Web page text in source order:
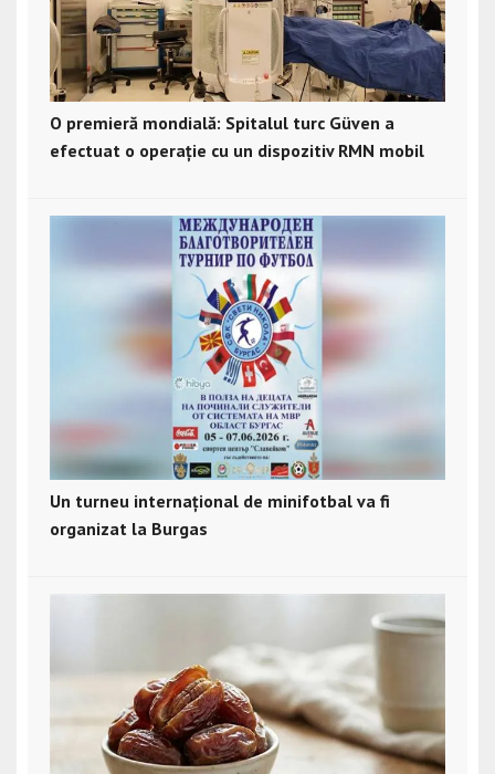
O premieră mondială: Spitalul turc Güven a
efectuat o operație cu un dispozitiv RMN mobil
Un turneu internațional de minifotbal va fi
organizat la Burgas